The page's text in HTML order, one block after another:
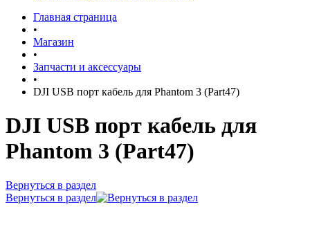
Главная страница
•
Магазин
•
Запчасти и аксессуары
•
DJI USB порт кабель для Phantom 3 (Part47)
DJI USB порт кабель для
Phantom 3 (Part47)
Вернуться в раздел
Вернуться в раздел